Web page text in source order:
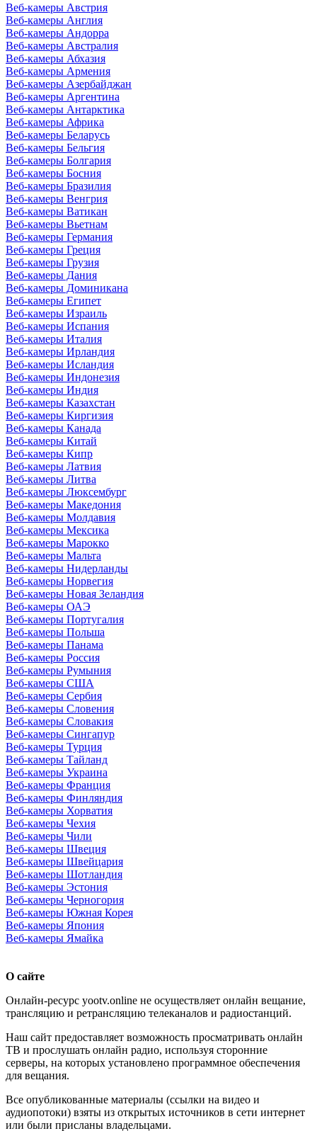
Веб-камеры Австрия
Веб-камеры Англия
Веб-камеры Андорра
Веб-камеры Австралия
Веб-камеры Абхазия
Веб-камеры Армения
Веб-камеры Азербайджан
Веб-камеры Аргентина
Веб-камеры Антарктика
Веб-камеры Африка
Веб-камеры Беларусь
Веб-камеры Бельгия
Веб-камеры Болгария
Веб-камеры Босния
Веб-камеры Бразилия
Веб-камеры Венгрия
Веб-камеры Ватикан
Веб-камеры Вьетнам
Веб-камеры Германия
Веб-камеры Греция
Веб-камеры Грузия
Веб-камеры Дания
Веб-камеры Доминикана
Веб-камеры Египет
Веб-камеры Израиль
Веб-камеры Испания
Веб-камеры Италия
Веб-камеры Ирландия
Веб-камеры Исландия
Веб-камеры Индонезия
Веб-камеры Индия
Веб-камеры Казахстан
Веб-камеры Киргизия
Веб-камеры Канада
Веб-камеры Китай
Веб-камеры Кипр
Веб-камеры Латвия
Веб-камеры Литва
Веб-камеры Люксембург
Веб-камеры Македония
Веб-камеры Молдавия
Веб-камеры Мексика
Веб-камеры Марокко
Веб-камеры Мальта
Веб-камеры Нидерланды
Веб-камеры Норвегия
Веб-камеры Новая Зеландия
Веб-камеры ОАЭ
Веб-камеры Португалия
Веб-камеры Польша
Веб-камеры Панама
Веб-камеры Россия
Веб-камеры Румыния
Веб-камеры США
Веб-камеры Сербия
Веб-камеры Словения
Веб-камеры Словакия
Веб-камеры Сингапур
Веб-камеры Турция
Веб-камеры Тайланд
Веб-камеры Украина
Веб-камеры Франция
Веб-камеры Финляндия
Веб-камеры Хорватия
Веб-камеры Чехия
Веб-камеры Чили
Веб-камеры Швеция
Веб-камеры Швейцария
Веб-камеры Шотландия
Веб-камеры Эстония
Веб-камеры Черногория
Веб-камеры Южная Корея
Веб-камеры Япония
Веб-камеры Ямайка
О сайте
Онлайн-ресурс yootv.online не осуществляет онлайн вещание,
трансляцию и ретрансляцию телеканалов и радиостанций.
Наш сайт предоставляет возможность просматривать онлайн
ТВ и прослушать онлайн радио, используя сторонние
серверы, на которых установлено программное обеспечения
для вещания.
Все опубликованные материалы (ссылки на видео и
аудиопотоки) взяты из открытых источников в сети интернет
или были присланы владельцами.